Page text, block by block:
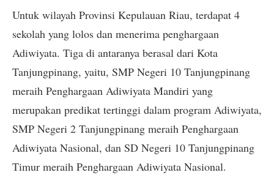
Untuk wilayah Provinsi Kepulauan Riau, terdapat 4
sekolah yang lolos dan menerima penghargaan
Adiwiyata. Tiga di antaranya berasal dari Kota
Tanjungpinang, yaitu, SMP Negeri 10 Tanjungpinang
meraih Penghargaan Adiwiyata Mandiri yang
merupakan predikat tertinggi dalam program Adiwiyata,
SMP Negeri 2 Tanjungpinang meraih Penghargaan
Adiwiyata Nasional, dan SD Negeri 10 Tanjungpinang
Timur meraih Penghargaan Adiwiyata Nasional.